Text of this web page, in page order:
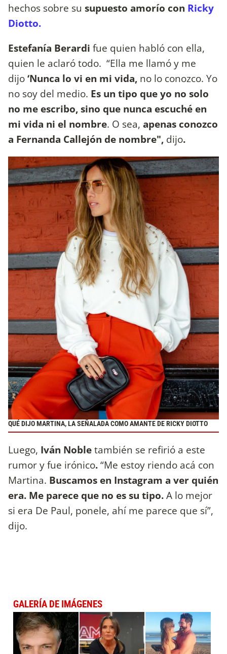
hechos sobre su supuesto amorío con Ricky
Diotto.
Estefanía Berardi fue quien habló con ella,
quien le aclaró todo. “Ella me llamó y me
dijo‘Nunca lo vi en mi vida, no lo conozco. Yo
no soy del medio. Es un tipo que yo no solo
no me escribo, sino que nunca escuché en
mi vida ni el nombre. O sea, apenas conozco
a Fernanda Callejón de nombre", dijo.
QUÉ DIJO MARTINA, LA SEÑALADA COMO AMANTE DE RICKY DIOTTO
Luego, Iván Nobletambién se refirió a este
rumor y fue irónico.“Me estoy riendo acá con
Martina. Buscamos en Instagram a ver quién
era. Me parece que no es su tipo.A lo mejor
si era De Paul, ponele, ahí me parece que sí”,
dijo.
GALERÍA DE IMÁGENES